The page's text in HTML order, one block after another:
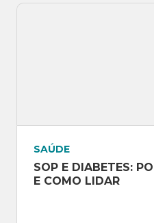
SAÚDE
SOP E DIABETES:
E COMO LIDAR